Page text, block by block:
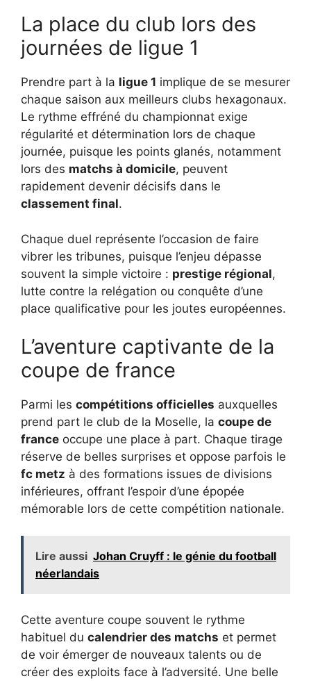
La place du club lors des
journées de ligue 1
Prendre part à la ligue 1 implique de se mesurer
chaque saison aux meilleurs clubs hexagonaux.
Le rythme effréné du championnat exige
régularité et détermination lors de chaque
journée, puisque les points glanés, notamment
lors des matchs à domicile, peuvent
rapidement devenir décisifs dans le
classement final.
Chaque duel représente l’occasion de faire
vibrer les tribunes, puisque l’enjeu dépasse
souvent la simple victoire : prestige régional,
lutte contre la relégation ou conquête d’une
place qualificative pour les joutes européennes.
L’aventure captivante de la
coupe de france
Parmi les compétitions officielles auxquelles
prend part le club de la Moselle, la coupe de
france occupe une place à part. Chaque tirage
réserve de belles surprises et oppose parfois le
fc metz à des formations issues de divisions
inférieures, offrant l’espoir d’une épopée
mémorable lors de cette compétition nationale.
Lire aussi Johan Cruyff : le génie du football
néerlandais
Cette aventure coupe souvent le rythme
habituel du calendrier des matchs et permet
de voir émerger de nouveaux talents ou de
créer des exploits face à l’adversité. Une belle